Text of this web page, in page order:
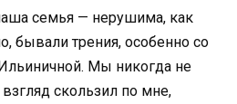
семья — нерушима, как
бывали трения, особенно со
Мы никогда не
скользил по мне,